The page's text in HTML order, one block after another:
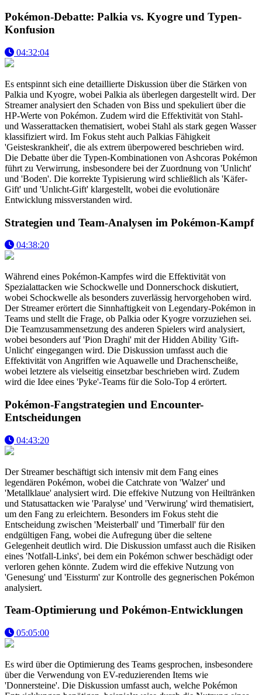
Pokémon-Debatte: Palkia vs. Kyogre und Typen-
Konfusion
04:32:04
Es entspinnt sich eine detaillierte Diskussion über die Stärken von
Palkia und Kyogre, wobei Palkia als überlegen dargestellt wird. Der
Streamer analysiert den Schaden von Biss und spekuliert über die
HP-Werte von Pokémon. Zudem wird die Effektivität von Stahl-
und Wasserattacken thematisiert, wobei Stahl als stark gegen Wasser
klassifiziert wird. Im Fokus steht auch Palkias Fähigkeit
'Geisteskrankheit', die als extrem überpowered beschrieben wird.
Die Debatte über die Typen-Kombinationen von Ashcoras Pokémon
führt zu Verwirrung, insbesondere bei der Zuordnung von 'Unlicht'
und 'Boden'. Die korrekte Typisierung wird schließlich als 'Käfer-
Gift' und 'Unlicht-Gift' klargestellt, wobei die evolutionäre
Entwicklung missverstanden wird.
Strategien und Team-Analysen im Pokémon-Kampf
04:38:20
Während eines Pokémon-Kampfes wird die Effektivität von
Spezialattacken wie Schockwelle und Donnerschock diskutiert,
wobei Schockwelle als besonders zuverlässig hervorgehoben wird.
Der Streamer erörtert die Sinnhaftigkeit von Legendary-Pokémon in
Teams und stellt die Frage, ob Palkia oder Kyogre vorzuziehen sei.
Die Teamzusammensetzung des anderen Spielers wird analysiert,
wobei besonders auf 'Pion Draghi' mit der Hidden Ability 'Gift-
Unlicht' eingegangen wird. Die Diskussion umfasst auch die
Effektivität von Angriffen wie Aquawelle und Drachenscheiße,
wobei letztere als vielseitig einsetzbar beschrieben wird. Zudem
wird die Idee eines 'Pyke'-Teams für die Solo-Top 4 erörtert.
Pokémon-Fangstrategien und Encounter-
Entscheidungen
04:43:20
Der Streamer beschäftigt sich intensiv mit dem Fang eines
legendären Pokémon, wobei die Catchrate von 'Walzer' und
'Metallklaue' analysiert wird. Die effekive Nutzung von Heiltränken
und Statusattacken wie 'Paralyse' und 'Verwirung' wird thematisiert,
um den Fang zu erleichtern. Besonders im Fokus steht die
Entscheidung zwischen 'Meisterball' und 'Timerball' für den
endgültigen Fang, wobei die Aufregung über die seltene
Gelegenheit deutlich wird. Die Diskussion umfasst auch die Risiken
eines 'Notfall-Links', bei dem ein Pokémon schwer beschädigt oder
verloren gehen könnte. Zudem wird die effekive Nutzung von
'Genesung' und 'Eissturm' zur Kontrolle des gegnerischen Pokémon
analysiert.
Team-Optimierung und Pokémon-Entwicklungen
05:05:00
Es wird über die Optimierung des Teams gesprochen, insbesondere
über die Verwendung von EV-reduzierenden Items wie
'Donnersteine'. Die Diskussion umfasst auch, welche Pokémon